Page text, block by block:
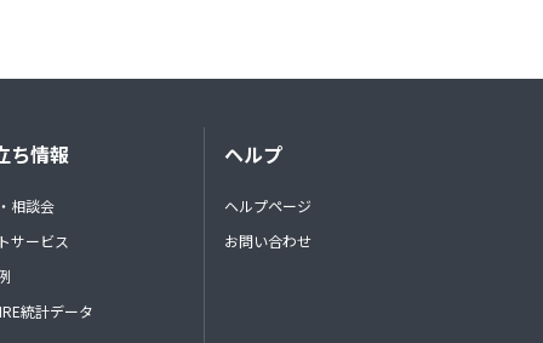
ち情報
相談会
サービス
統計データ
ヘルプ
ヘルプページ
お問い合わせ